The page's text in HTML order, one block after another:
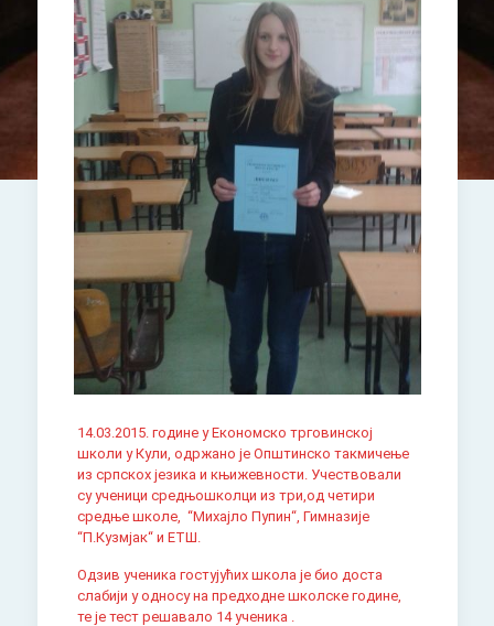
14.03.2015. године у Економско трговинској
школи у Кули, одржано је Општинско такмичење
из српскох језика и књижевности. Учествовали
су ученици средњошколци из три,од четири
средње школе, “Михајло Пупин“, Гимназије
“П.Кузмјак“ и ЕТШ.
Одзив ученика гостујућих школа је био доста
слабији у односу на предходне школске године,
те је тест решавало 14 ученика .